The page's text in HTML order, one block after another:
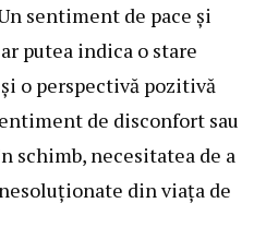
sentiment de pace și
putea indica o stare
o perspectivă pozitivă
de disconfort sau
schimb, necesitatea de a
din viața de